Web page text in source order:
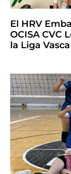
El HRV
OCISA CVC
la Liga